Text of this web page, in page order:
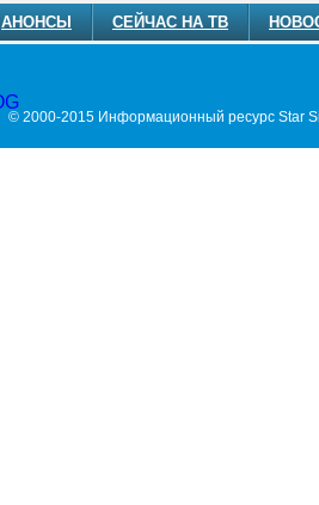
АНОНСЫ СЕЙЧАС НА ТВ
© 2000-2015 Информационный ресурс Star